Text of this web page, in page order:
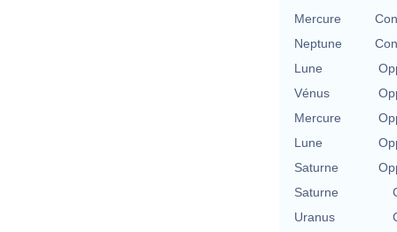
Mercure
Neptune
Lune
Vénus
Mercure
Lune
Saturne
Saturne
Uranus